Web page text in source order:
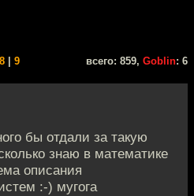
8 9 всего: 859, Goblin: 6
бы отдали за такую
знаю в математике
описания
:-) мугога